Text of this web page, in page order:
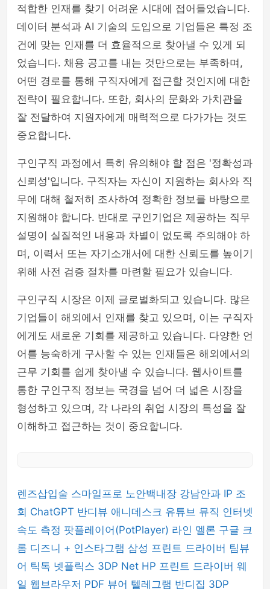
적합한 인재를 찾기 어려운 시대에 접어들었습니다.
데이터 분석과 AI 기술의 도입으로 기업들은 특정 조
건에 맞는 인재를 더 효율적으로 찾아낼 수 있게 되
었습니다. 채용 공고를 내는 것만으로는 부족하며,
어떤 경로를 통해 구직자에게 접근할 것인지에 대한
전략이 필요합니다. 또한, 회사의 문화와 가치관을
잘 전달하여 지원자에게 매력적으로 다가가는 것도
중요합니다.
구인구직 과정에서 특히 유의해야 할 점은 '정확성과
신뢰성'입니다. 구직자는 자신이 지원하는 회사와 직
무에 대해 철저히 조사하여 정확한 정보를 바탕으로
지원해야 합니다. 반대로 구인기업은 제공하는 직무
설명이 실질적인 내용과 차별이 없도록 주의해야 하
며, 이력서 또는 자기소개서에 대한 신뢰도를 높이기
위해 사전 검증 절차를 마련할 필요가 있습니다.
구인구직 시장은 이제 글로벌화되고 있습니다. 많은
기업들이 해외에서 인재를 찾고 있으며, 이는 구직자
에게도 새로운 기회를 제공하고 있습니다. 다양한 언
어를 능숙하게 구사할 수 있는 인재들은 해외에서의
근무 기회를 쉽게 찾아낼 수 있습니다. 웹사이트를
통한 구인구직 정보는 국경을 넘어 더 넓은 시장을
형성하고 있으며, 각 나라의 취업 시장의 특성을 잘
이해하고 접근하는 것이 중요합니다.
렌즈삽입술 스마일프로 노안백내장 강남안과 IP 조
회 ChatGPT 반디뷰 애니데스크 유튜브 뮤직 인터넷
속도 측정 팟플레이어(PotPlayer) 라인 멜론 구글 크
롬 디즈니 + 인스타그램 삼성 프린트 드라이버 팀뷰
어 틱톡 넷플릭스 3DP Net HP 프린트 드라이버 웨
일 웹브라우저 PDF 뷰어 텔레그램 반디집 3DP